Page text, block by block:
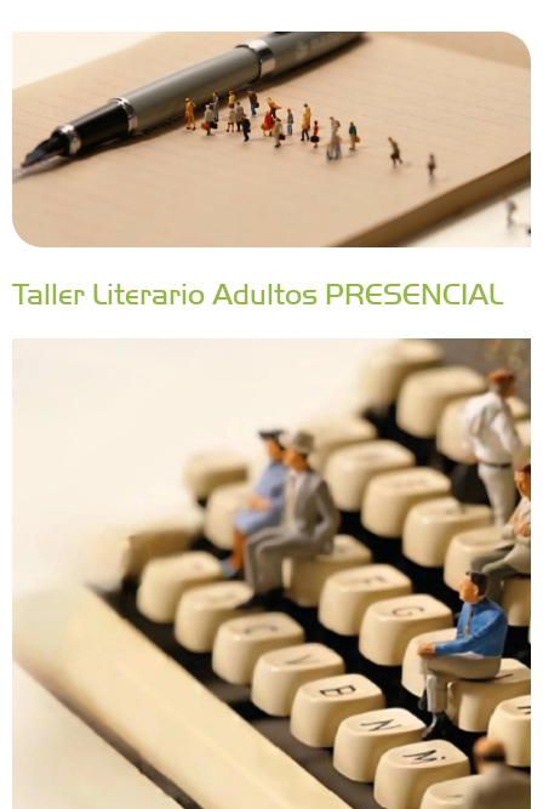
Taller Literario Adultos PRESENCIAL